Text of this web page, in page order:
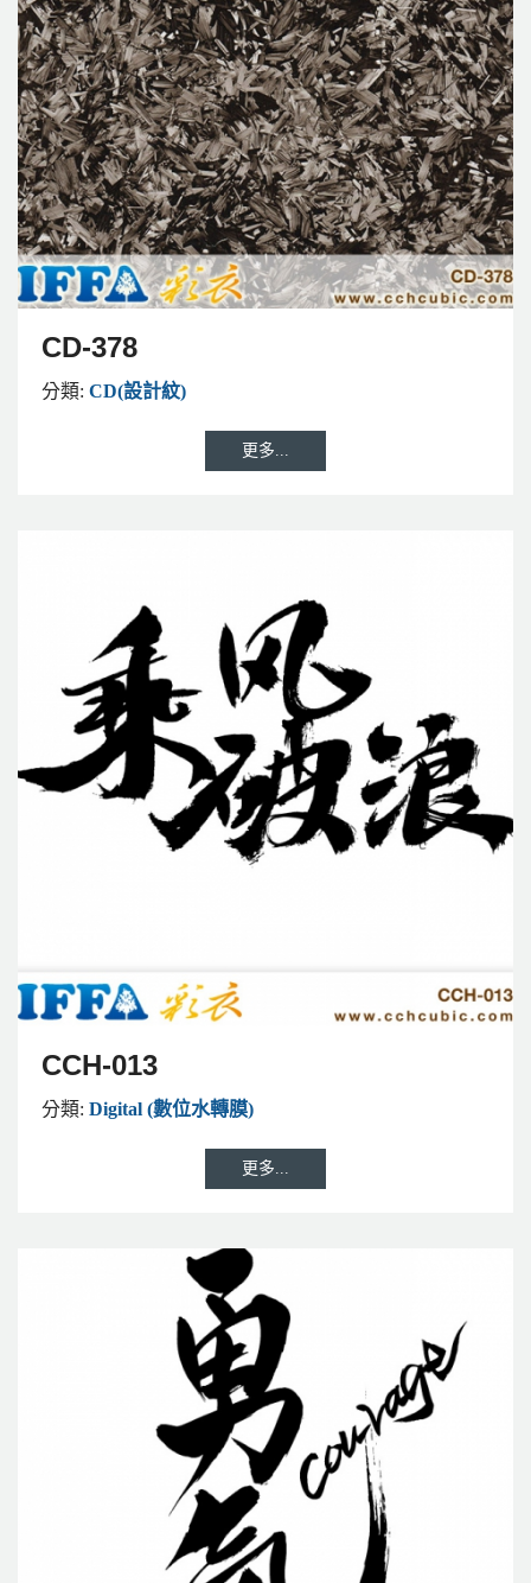
CD-378
分類: CD(設計紋)
更多...
CCH-013
分類: Digital (數位水轉膜)
更多...